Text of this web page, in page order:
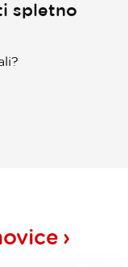
spletno